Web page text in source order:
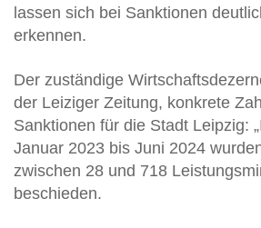
lassen sich bei Sanktionen
erkennen.
Der zuständige
der Leiziger Zeitung, konkrete
Sanktionen für die Stadt Leipzig:
Januar 2023 bis Juni 2024
zwischen 28 und 718
beschieden.